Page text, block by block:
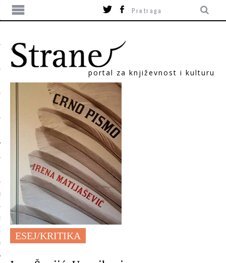
portal za književnost i kulturu
ESEJ/KRITIKA